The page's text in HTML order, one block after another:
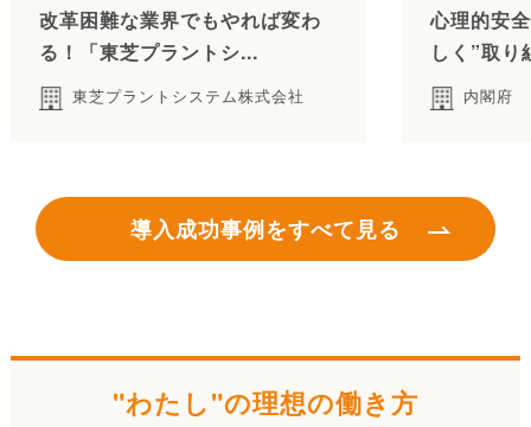
改革困難な業界でもやれば変わ
る！「東芝プラントシ...
東芝プラントシステム株式会社
心理的安
しく”取り
内閣府
導入成功事例をすべて見る
"わたし"の理想の働き方